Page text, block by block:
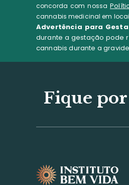
concorda com nossa
cannabis medicinal em
Advertência para
durante a gestação pode
cannabis durante a
Fique